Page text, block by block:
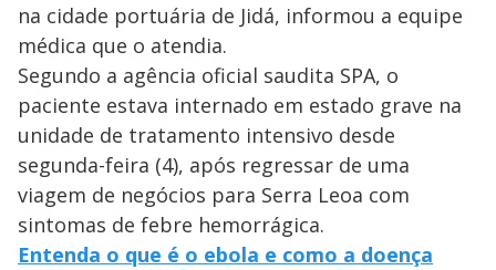
na cidade portuária de Jidá, informou a equipe
médica que o atendia.
Segundo a agência oficial saudita SPA, o
paciente estava internado em estado grave na
unidade de tratamento intensivo desde
segunda-feira (4), após regressar de uma
viagem de negócios para Serra Leoa com
sintomas de febre hemorrágica.
Entenda o que é o ebola e como a doença